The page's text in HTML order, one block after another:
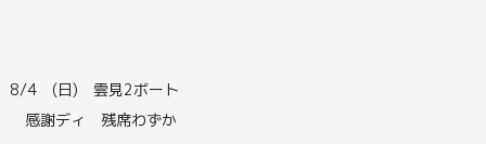
8/4 (日) 雲見2ボート
感謝ディ 残席わずか